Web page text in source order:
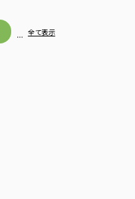
… 全て表示